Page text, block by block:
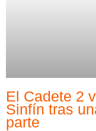
El Cadete 2
Sinfín tras
parte